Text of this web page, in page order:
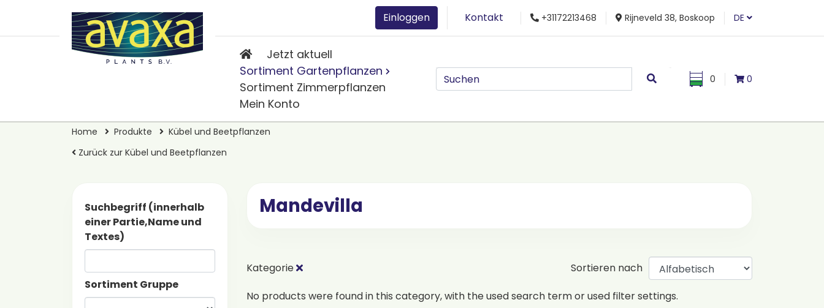
Einloggen Kontakt +31172213468 Rijneveld 38, Boskoop DE
Jetzt aktuell
Sortiment Gartenpflanzen
Sortiment Zimmerpflanzen
Mein Konto
0 0
Home Produkte
Kübel und Beetpflanzen
Zurück zur Kübel und Beetpflanzen
Suchbegriff (innerhalb
einer Partie,Name und
Textes)
Sortiment Gruppe
Mandevilla
Kategorie
Sortieren nach
No products were found in this category, with the used search term or used filter settings.